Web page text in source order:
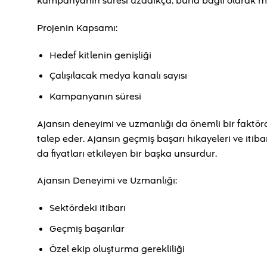
Projenin Kapsamı:
Hedef kitlenin genişliği
Çalışılacak medya kanalı sayısı
Kampanyanın süresi
Ajansın deneyimi ve uzmanlığı da önemli bir
talep eder. Ajansın geçmiş başarı hikayeleri ve
da fiyatları etkileyen bir başka unsurdur.
Ajansın Deneyimi ve Uzmanlığı:
Sektördeki itibarı
Geçmiş başarılar
Özel ekip oluşturma gerekliliği